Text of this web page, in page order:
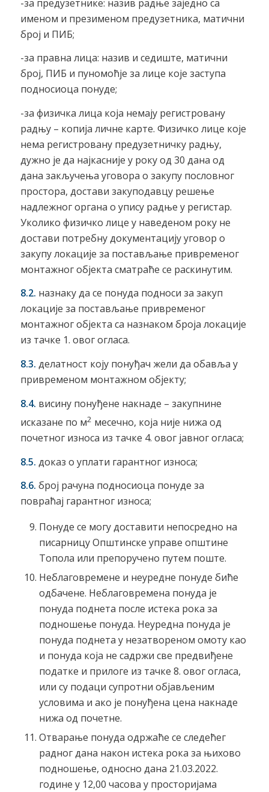
-за предузетнике: назив радње заједно са
именом и презименом предузетника, матични
број и ПИБ;
-за правна лица: назив и седиште, матични
број, ПИБ и пуномоћје за лице које заступа
подносиоца понуде;
-за физичка лица која немају регистровану
радњу – копија личне карте. Физичко лице које
нема регистровану предузетничку радњу,
дужно је да најкасније у року од 30 дана од
дана закључења уговора о закупу пословног
простора, достави закуподавцу решење
надлежног органа о упису радње у регистар.
Уколико физичко лице у наведеном року не
достави потребну документацију уговор о
закупу локације за постављање привременог
монтажног објекта сматраће се раскинутим.
8.2. назнаку да се понуда подноси за закуп
локације за постављање привременог
монтажног објекта са назнаком броја локације
из тачке 1. овог огласа.
8.3. делатност коју понуђач жели да обавља у
привременом монтажном објекту;
8.4. висину понуђене накнаде – закупнине
исказане по м2 месечно, која није нижа од
почетног износа из тачке 4. овог јавног огласа;
8.5. доказ о уплати гарантног износа;
8.6. број рачуна подносиоца понуде за
повраћај гарантног износа;
Понуде се могу доставити непосредно на
писарницу Општинске управе општине
Топола или препоручено путем поште.
Неблаговремене и неуредне понуде биће
одбачене. Неблаговремена понуда је
понуда поднета после истека рока за
подношење понуда. Неуредна понуда је
понуда поднета у незатвореном омоту као
и понуда која не садржи све предвиђене
податке и прилоге из тачке 8. овог огласа,
или су подаци супротни објављеним
условима и ако је понуђена цена накнаде
нижа од почетне.
Отварање понуда одржаће се следећег
радног дана након истека рока за њихово
подношење, односно дана 21.03.2022.
године у 12,00 часова у просторијама